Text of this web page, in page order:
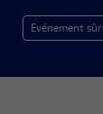
Evénement